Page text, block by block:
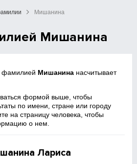
Мишанина
Мишанина
фамилией Мишанина насчитывает
формой выше, чтобы
по имени, стране или городу
на страницу человека, чтобы
о нем.
Лариса